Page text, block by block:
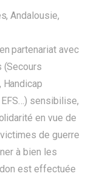
Andalousie,
partenariat avec
(Secours
sensibilise,
en vue de
de guerre
à bien les
est effectuée